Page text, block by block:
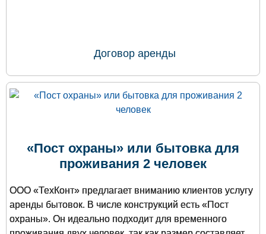
Договор аренды
«Пост охраны» или бытовка для
проживания 2 человек
ООО «ТехКонт» предлагает вниманию клиентов услугу
аренды бытовок. В числе конструкций есть «Пост
охраны». Он идеально подходит для временного